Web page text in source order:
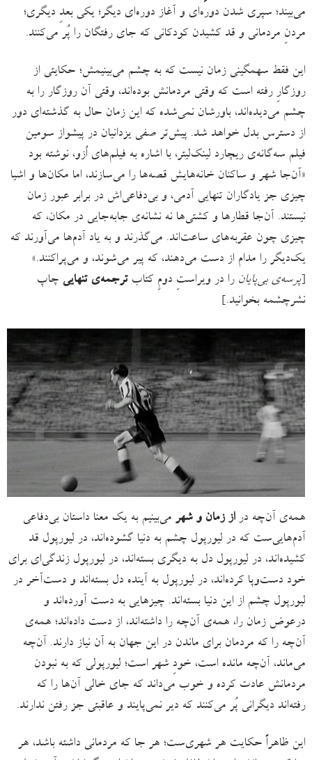
می‌بیند؛ سپری شدن دوره‌ای و آغاز دوره‌ای دیگر؛ یکی بعدِ دیگری؛
مردنِ مردمانی و قد کشیدن کودکانی که جای رفتگان را پُر می‌کنند.
این فقط سهمگینی زمان نیست که به چشم می‌بینیمش؛ حکایتی از
روزگارِ رفته‌ است که وقتی مردمانش بوده‌اند، وقتی آن روزگار را به
چشم می‌دیده‌اند، باورشان نمی‌شده که این زمان حال به گذشته‌ای دور
از دسترس بدل خواهد شد. پیش‌تر صفی یزدانیان در پیشواز سومین
فیلم سه‌گانه‌ی ریچارد لینک‌لیتر، با اشاره به فیلم‌های اُزو، نوشته بود
«آن‌جا شهر و ساکنان خانه‌هایش قصه‌ها را می‌سازند، اما مکان‌ها و اشیا
چیزی جز یادگاران تنهایی آدمی، و بی‌دفاعی‌اش در برابر عبور زمان
نیستند. آن‌جا قطارها و کشتی‌ها نه نشانه‌ی جابه‌جایی در مکان، که
چیزی چون عقربه‌های ساعت‌اند. می‌گذرند و به یاد آدم‌ها می‌آورند که
یک‌دیگر را مدام از دست می‌دهند، که پیر می‌شوند، و می‌پراکنند.»
[پرسه‌ی بی‌پایان را در ویراستِ دومِ کتابترجمه‌ی تنهایی چاپ
نشرچشمه بخوانید.]
همه‌ی آن‌چه دراز زمان و شهر می‌بینیم به یک معنا داستان بی‌دفاعی
آدم‌هایی‌ست که در لیورپول چشم به دنیا گشوده‌اند، در لیورپول قد
کشیده‌اند، در لیورپول دل به دیگری بسته‌اند، در لیورپول زندگی‌ای برای
خود دست‌وپا کرده‌اند، در لیورپول به آینده دل بسته‌اند و دست‌آخر در
لیورپول چشم از این دنیا بسته‌اند. چیزهایی به دست آورده‌اند و
درعوض زمان را، همه‌ی آن‌چه را داشته‌اند، از دست داده‌اند؛ همه‌ی
آن‌چه را که مردمان برای ماندن در این جهان به آن نیاز دارند. آن‌چه
می‌ماند، آن‌چه مانده است، خودِ شهر است؛ لیورپولی که به نبودن
مردمانش عادت کرده و خوب می‌داند که جای خالی آن‌ها را که
رفته‌اند دیگرانی پُر می‌کنند که دیر نمی‌پایند و عاقبتی جز رفتن ندارند.
این ظاهراً حکایت هر شهری‌ست؛ هر جا که مردمانی داشته باشد، هر